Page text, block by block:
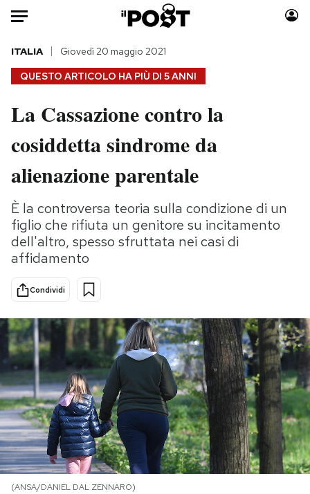
Auto
HOME
Italia
Politica
Tecnologia
Scienza
Cultura
Economia
Sport
Moda
Consumismi
Storie/Idee
Media
Europa
PODCAST
NEWSLETTER
I MIEI PREFERITI
SHOP
QUESTO ARTICOLO HA PIÙ DI 5 ANNI
ITALIA Giovedì 20 maggio 2021
La Cassazione contro la
cosiddetta sindrome da
alienazione parentale
È la controversa teoria sulla condizione di un
figlio che rifiuta un genitore su incitamento
dell'altro, spesso sfruttata nei casi di
affidamento
Condividi
(ANSA/DANIEL DAL ZENNARO)